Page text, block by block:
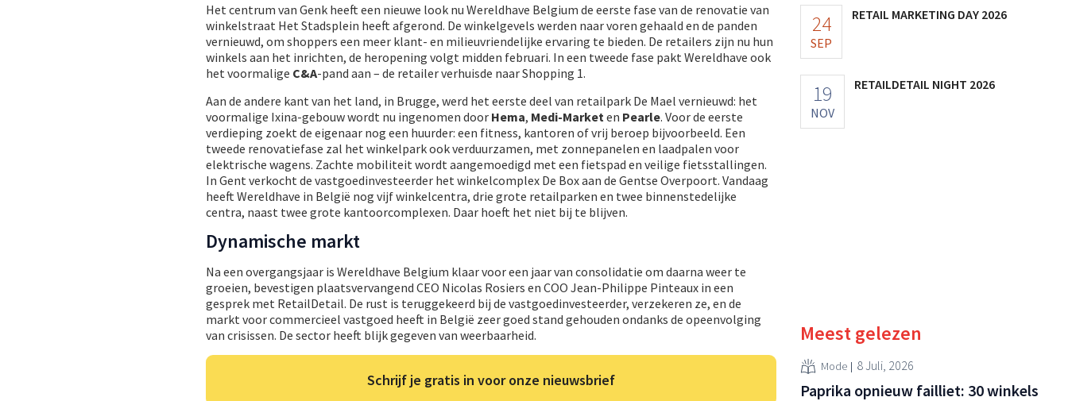
Het centrum van Genk heeft een nieuwe look nu Wereldhave Belgium de eerste fase van de renovatie van
winkelstraat Het Stadsplein heeft afgerond. De winkelgevels werden naar voren gehaald en de panden
vernieuwd, om shoppers een meer klant- en milieuvriendelijke ervaring te bieden. De retailers zijn nu hun
winkels aan het inrichten, de heropening volgt midden februari. In een tweede fase pakt Wereldhave ook
het voormalige C&A-pand aan – de retailer verhuisde naar Shopping 1.
Aan de andere kant van het land, in Brugge, werd het eerste deel van retailpark De Mael vernieuwd: het
voormalige Ixina-gebouw wordt nu ingenomen door Hema, Medi-Market en Pearle. Voor de eerste
verdieping zoekt de eigenaar nog een huurder: een fitness, kantoren of vrij beroep bijvoorbeeld. Een
tweede renovatiefase zal het winkelpark ook verduurzamen, met zonnepanelen en laadpalen voor
elektrische wagens. Zachte mobiliteit wordt aangemoedigd met een fietspad en veilige fietsstallingen.
In Gent verkocht de vastgoedinvesteerder het winkelcomplex De Box aan de Gentse Overpoort. Vandaag
heeft Wereldhave in België nog vijf winkelcentra, drie grote retailparken en twee binnenstedelijke
centra, naast twee grote kantoorcomplexen. Daar hoeft het niet bij te blijven.
Dynamische markt
Na een overgangsjaar is Wereldhave Belgium klaar voor een jaar van consolidatie om daarna weer te
groeien, bevestigen plaatsvervangend CEO Nicolas Rosiers en COO Jean-Philippe Pinteaux in een
gesprek met RetailDetail. De rust is teruggekeerd bij de vastgoedinvesteerder, verzekeren ze, en de
markt voor commercieel vastgoed heeft in België zeer goed stand gehouden ondanks de opeenvolging
van crisissen. De sector heeft blijk gegeven van weerbaarheid.
Schrijf je gratis in voor onze nieuwsbrief
24
SEP
RETAIL MARKETING DAY 2026
19
NOV
RETAILDETAIL NIGHT 2026
Meest gelezen
Mode 8 Juli, 2026
Paprika opnieuw failliet: 30 winkels